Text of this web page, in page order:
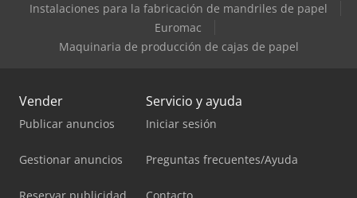
Instalaciones para la fabricación de mandriles de papel
Euromac
Maquinaria de producción de cajas de papel
Vender
Publicar anuncios
Gestionar anuncios
Servicio y ayuda
Iniciar sesión
Preguntas frecuentes/Ayuda